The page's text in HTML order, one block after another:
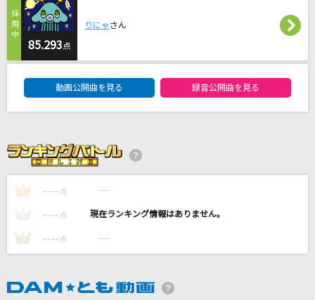
マーシャル・マキシマイザー feat.可不(KAFU)
柊マグネタイト
[生音]白い恋人達
桑田佳祐
aiko
I Need U Back
[生音]新しい恋人達に
back number
Right and Left
85.293点
りにゃ さん
動画公開曲を見る 録音公開曲を見る
1 ---- 点 ----
---- 点 ----
3 ---- 点 ----